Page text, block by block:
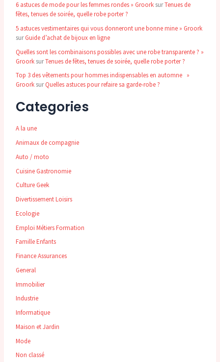
6 astuces de mode pour les femmes rondes » Groork surTenues de
fêtes, tenues de soirée, quelle robe porter ?
5 astuces vestimentaires qui vous donneront une bonne mine » Groork
surGuide d’achat de bijoux en ligne
Quelles sont les combinaisons possibles avec une robe transparente ? »
Groork surTenues de fêtes, tenues de soirée, quelle robe porter ?
Top 3 des vêtements pour hommes indispensables en automne »
Groork surQuelles astuces pour refaire sa garde-robe ?
Categories
A la une
Animaux de compagnie
Auto / moto
Cuisine Gastronomie
Culture Geek
Divertissement Loisirs
Ecologie
Emploi Métiers Formation
Famille Enfants
Finance Assurances
General
Immobilier
Industrie
Informatique
Maison et Jardin
Mode
Non classé